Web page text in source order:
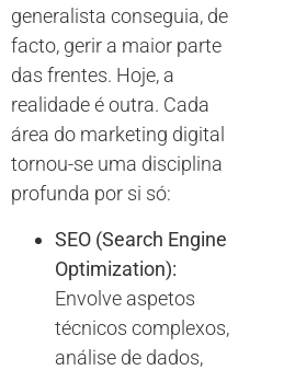
generalista conseguia, de
facto, gerir a maior parte
das frentes. Hoje, a
realidade é outra. Cada
área do marketing digital
tornou-se uma disciplina
profunda por si só:
SEO (Search Engine
Optimization):
Envolve aspetos
técnicos complexos,
análise de dados,